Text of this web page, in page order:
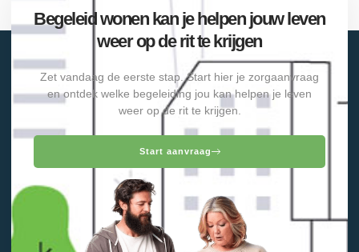
Begeleid wonen kan je helpen jouw leven
weer op de rit te krijgen
Zet vandaag de eerste stap. Start hier je zorgaanvraag
en ontdek welke begeleiding jou kan helpen je leven
weer op de rit te krijgen.
Start aanvraag